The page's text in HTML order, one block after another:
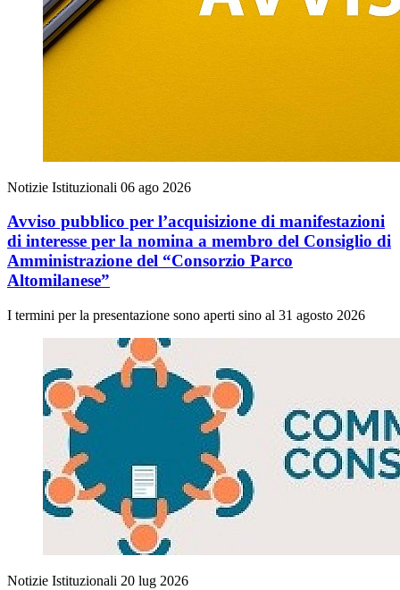
Notizie Istituzionali 06 ago 2026
Avviso pubblico per l’acquisizione di manifestazioni
di interesse per la nomina a membro del Consiglio di
Amministrazione del “Consorzio Parco
Altomilanese”
I termini per la presentazione sono aperti sino al 31 agosto 2026
Notizie Istituzionali 20 lug 2026